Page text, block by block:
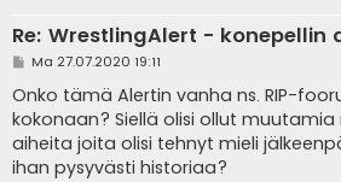
Re: WrestlingAlert - konepellin
V
e
s
t
i
Ma 27.07.2020 19:11
Onko tämä Alertin vanha ns. RIP-
kokonaan? Siellä olisi ollut muutamia
aiheita joita olisi tehnyt mieli
ihan pysyvästi historiaa?